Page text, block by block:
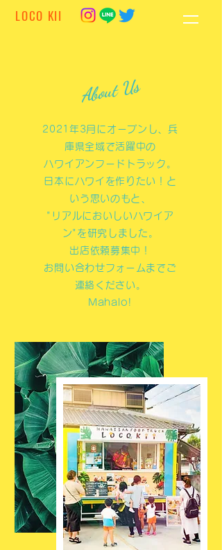
LOCO KII
About Us
2021年3月にオープンし、兵
庫県全域で活躍中の
ハワイアンフードトラック。
日本にハワイを作りたい！と
いう思いのもと、
"リアルにおいしいハワイア
ン"を研究しました。
出店依頼募集中！
お問い合わせフォームまでご
連絡ください。
​Mahalo!